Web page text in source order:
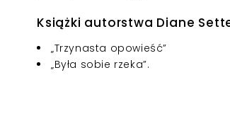
Książki autorstwa Diane
„Trzynasta opowieść”
„Była sobie rzeka”.